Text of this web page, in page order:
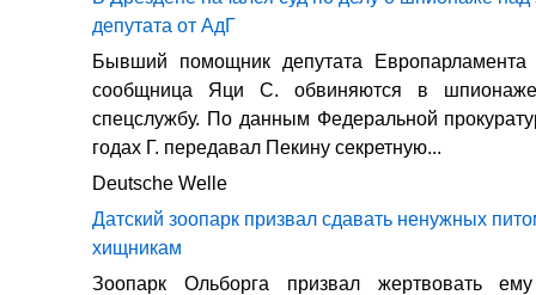
депутата от АдГ
Бывший помощник депутата
сообщница Яци С. обвиняются в
спецслужбу. По данным Федеральной
годах Г. передавал Пекину секретную...
Deutsche Welle
Датский зоопарк призвал сдавать ненужных
хищникам
Зоопарк Ольборга призвал жертвовать